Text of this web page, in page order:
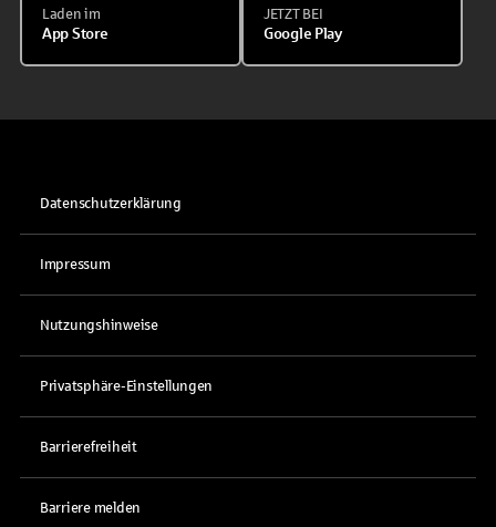
Laden im
App Store
JETZT BEI
Google Play
Datenschutzerklärung
Impressum
Nutzungshinweise
Privatsphäre-Einstellungen
Barrierefreiheit
Barriere melden